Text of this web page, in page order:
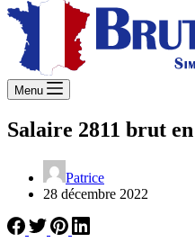
Menu
Salaire 2811 brut
Patrice
28 décembre 2022